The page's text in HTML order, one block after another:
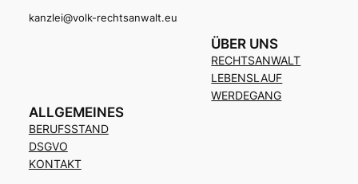
kanzlei@volk-rechtsanwalt.eu
ÜBER UNS
RECHTSANWALT
LEBENSLAUF
WERDEGANG
ALLGEMEINES
BERUFSSTAND
DSGVO
KONTAKT